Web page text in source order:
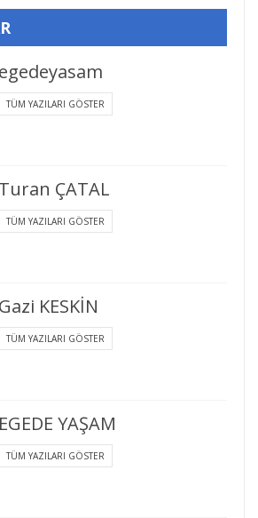
egedeyasam
TÜM YAZILARI GÖSTER
Turan ÇATAL
TÜM YAZILARI GÖSTER
Gazi KESKİN
TÜM YAZILARI GÖSTER
EGEDE YAŞAM
TÜM YAZILARI GÖSTER